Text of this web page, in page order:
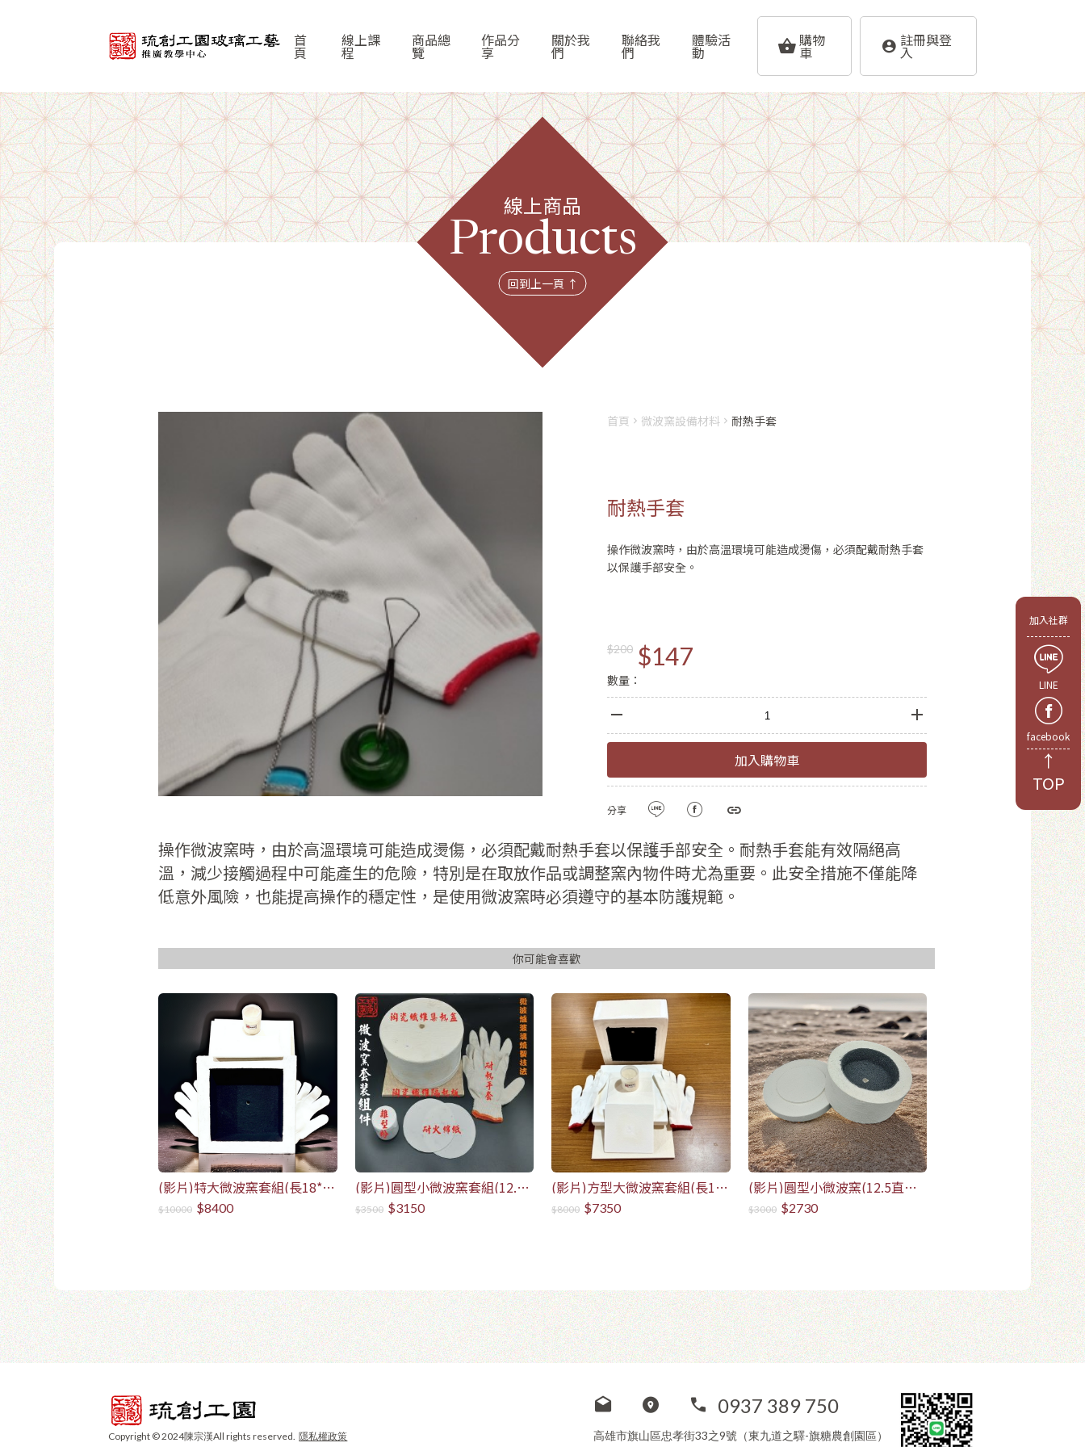
首
頁
線上課
程
商品總
覽
作品分
享
關於我
們
聯絡我
們
體驗活
動
購物
車
註冊與登
入
會員登入
Email
登入
註冊新會員
使用LINE登入
Email
確認
密碼長度必須大於8位數
註冊
已有會員
首頁
線上課程
加入社群
LINE
facebook
↑
TOP
線上商品
Products
回到上一頁 ↑
首頁 微波窯設備材料 耐熱手套
耐熱手套
操作微波窯時，由於高溫環境可能造成燙傷，必須配戴耐熱手套
以保護手部安全。
$200 $147
數量：
加入購物車
分享
操作微波窯時，由於高溫環境可能造成燙傷，必須配戴耐熱手套以保護手部安全。耐熱手套能有效隔絕高
溫，減少接觸過程中可能產生的危險，特別是在取放作品或調整窯內物件時尤為重要。此安全措施不僅能降
低意外風險，也能提高操作的穩定性，是使用微波窯時必須遵守的基本防護規範。
你可能會喜歡
(影片)特大微波窯套組(長18*寬
18*高6)-5年保固
$10000 $8400
(影片)圓型小微波窯套組(12.5
直徑圓)-5年保固
$3500 $3150
(影片)方型大微波窯套組(長15*
寬15*高6)-5年保固
$8000 $7350
(影片)圓型小微波窯(12.5直徑
圓)-5年保固
$3000 $2730
Copyright © 2024陳宗漢All rights reserved.隱私權政策
0937 389 750
高雄市旗山區忠孝街33之9號（東九道之驛-旗糖農創園區）